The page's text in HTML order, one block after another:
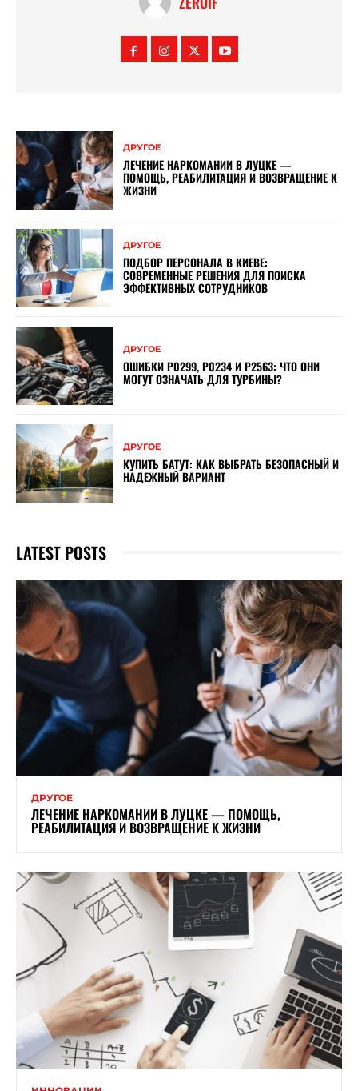
ДРУГОЕ
ЛЕЧЕНИЕ НАРКОМАНИИ В ЛУЦКЕ —
ПОМОЩЬ, РЕАБИЛИТАЦИЯ И ВОЗВРАЩЕНИЕ К
ЖИЗНИ
ДРУГОЕ
ПОДБОР ПЕРСОНАЛА В КИЕВЕ:
СОВРЕМЕННЫЕ РЕШЕНИЯ ДЛЯ ПОИСКА
ЭФФЕКТИВНЫХ СОТРУДНИКОВ
ДРУГОЕ
ОШИБКИ P0299, P0234 И P2563: ЧТО ОНИ
МОГУТ ОЗНАЧАТЬ ДЛЯ ТУРБИНЫ?
ДРУГОЕ
КУПИТЬ БАТУТ: КАК ВЫБРАТЬ БЕЗОПАСНЫЙ И
НАДЕЖНЫЙ ВАРИАНТ
LATEST POSTS
ДРУГОЕ
ЛЕЧЕНИЕ НАРКОМАНИИ В ЛУЦКЕ — ПОМОЩЬ,
РЕАБИЛИТАЦИЯ И ВОЗВРАЩЕНИЕ К ЖИЗНИ